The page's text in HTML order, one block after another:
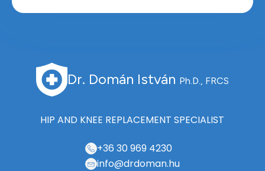
Dr. Domán István Ph.D., FRCS
HIP AND KNEE REPLACEMENT SPECIALIST
+36 30 969 4230
info@drdoman.hu